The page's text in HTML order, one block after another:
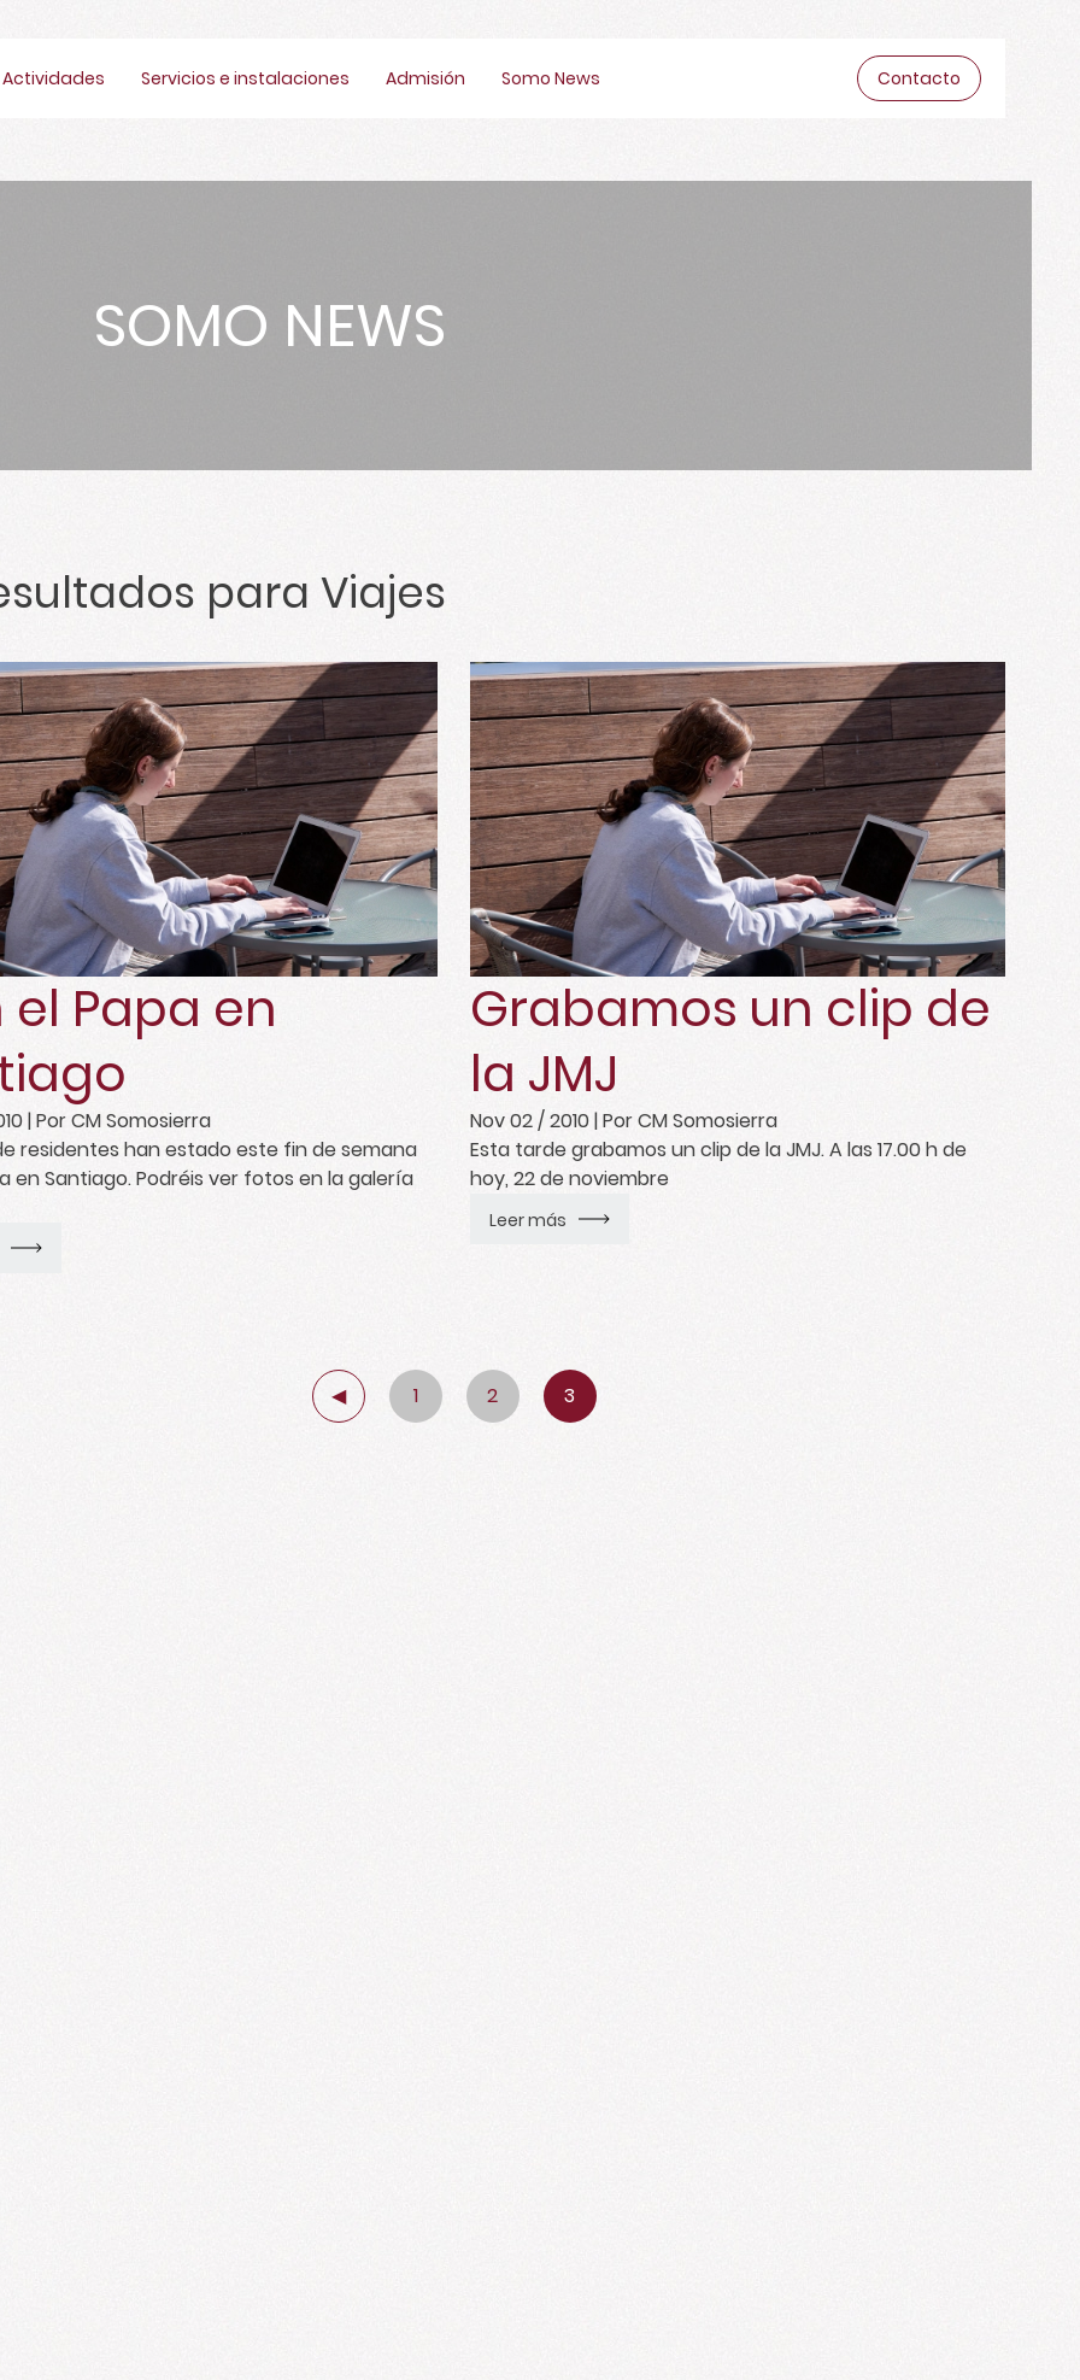
Actividades Servicios e instalaciones Admisión Somo News Contacto
SOMO NEWS
para Viajes
el Papa en
| Por CM Somosierra
residentes han estado este fin de semana
en Santiago. Podréis ver fotos en la galería
Grabamos un clip de
la JMJ
Nov 02 / 2010| Por CM Somosierra
Esta tarde grabamos un clip de la JMJ. A las 17.00 h de
hoy, 22 de noviembre
Leer más
◀ 1 2 3